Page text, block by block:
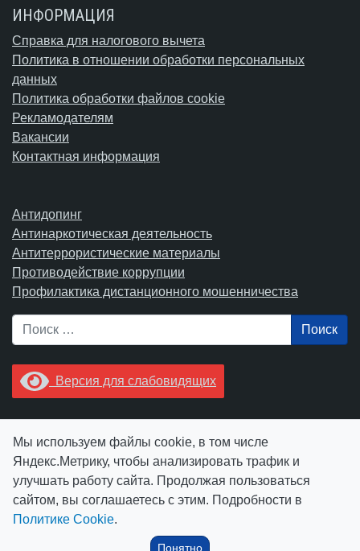
ИНФОРМАЦИЯ
Справка для налогового вычета
Политика в отношении обработки персональных
данных
Политика обработки файлов cookie
Рекламодателям
Вакансии
Контактная информация
Антидопинг
Антинаркотическая деятельность
Антитеррористические материалы
Противодействие коррупции
Профилактика дистанционного мошенничества
Поиск
Версия для слабовидящих
Ctrl+Enter.
© АУ "ЮграМегаСпорт" 2026
Мы используем файлы cookie, в том числе
Яндекс.Метрику, чтобы анализировать трафик и
улучшать работу сайта. Продолжая пользоваться
сайтом, вы соглашаетесь с этим. Подробности в
Политике Cookie.
Понятно